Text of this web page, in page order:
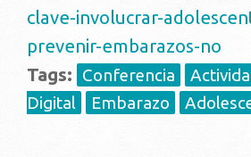
clave-involucrar-
prevenir-embarazos-no
Tags: Conferencia
Digital
Embarazo